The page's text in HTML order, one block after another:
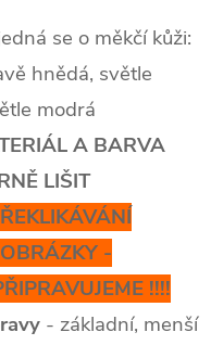
se o měkčí kůži:
hnědá, světle
modrá
A BARVA
LIŠIT
-
!!!!
- základní, menší